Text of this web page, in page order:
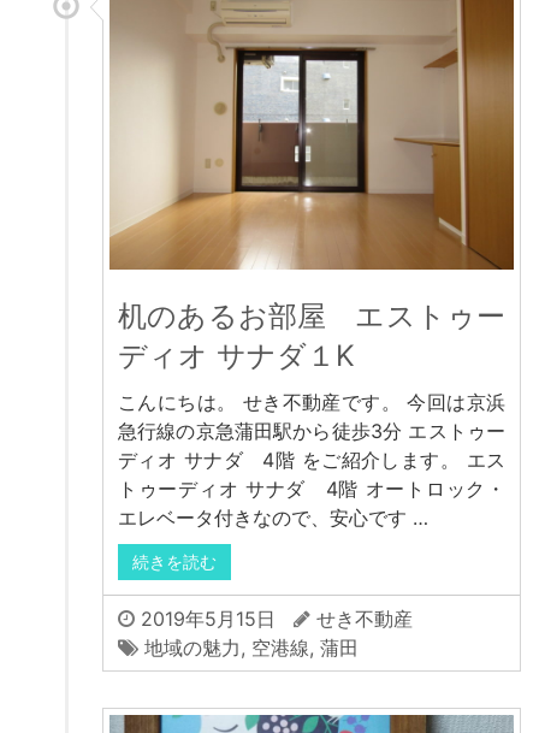
机のあるお部屋 エストゥー
ディオ サナダ１K
こんにちは。 せき不動産です。 今回は京浜
急行線の京急蒲田駅から徒歩3分 エストゥー
ディオ サナダ 4階 をご紹介します。 エス
トゥーディオ サナダ 4階 オートロック・
エレベータ付きなので、安心です …
続きを読む
2019年5月15日
せき不動産
地域の魅力, 空港線, 蒲田